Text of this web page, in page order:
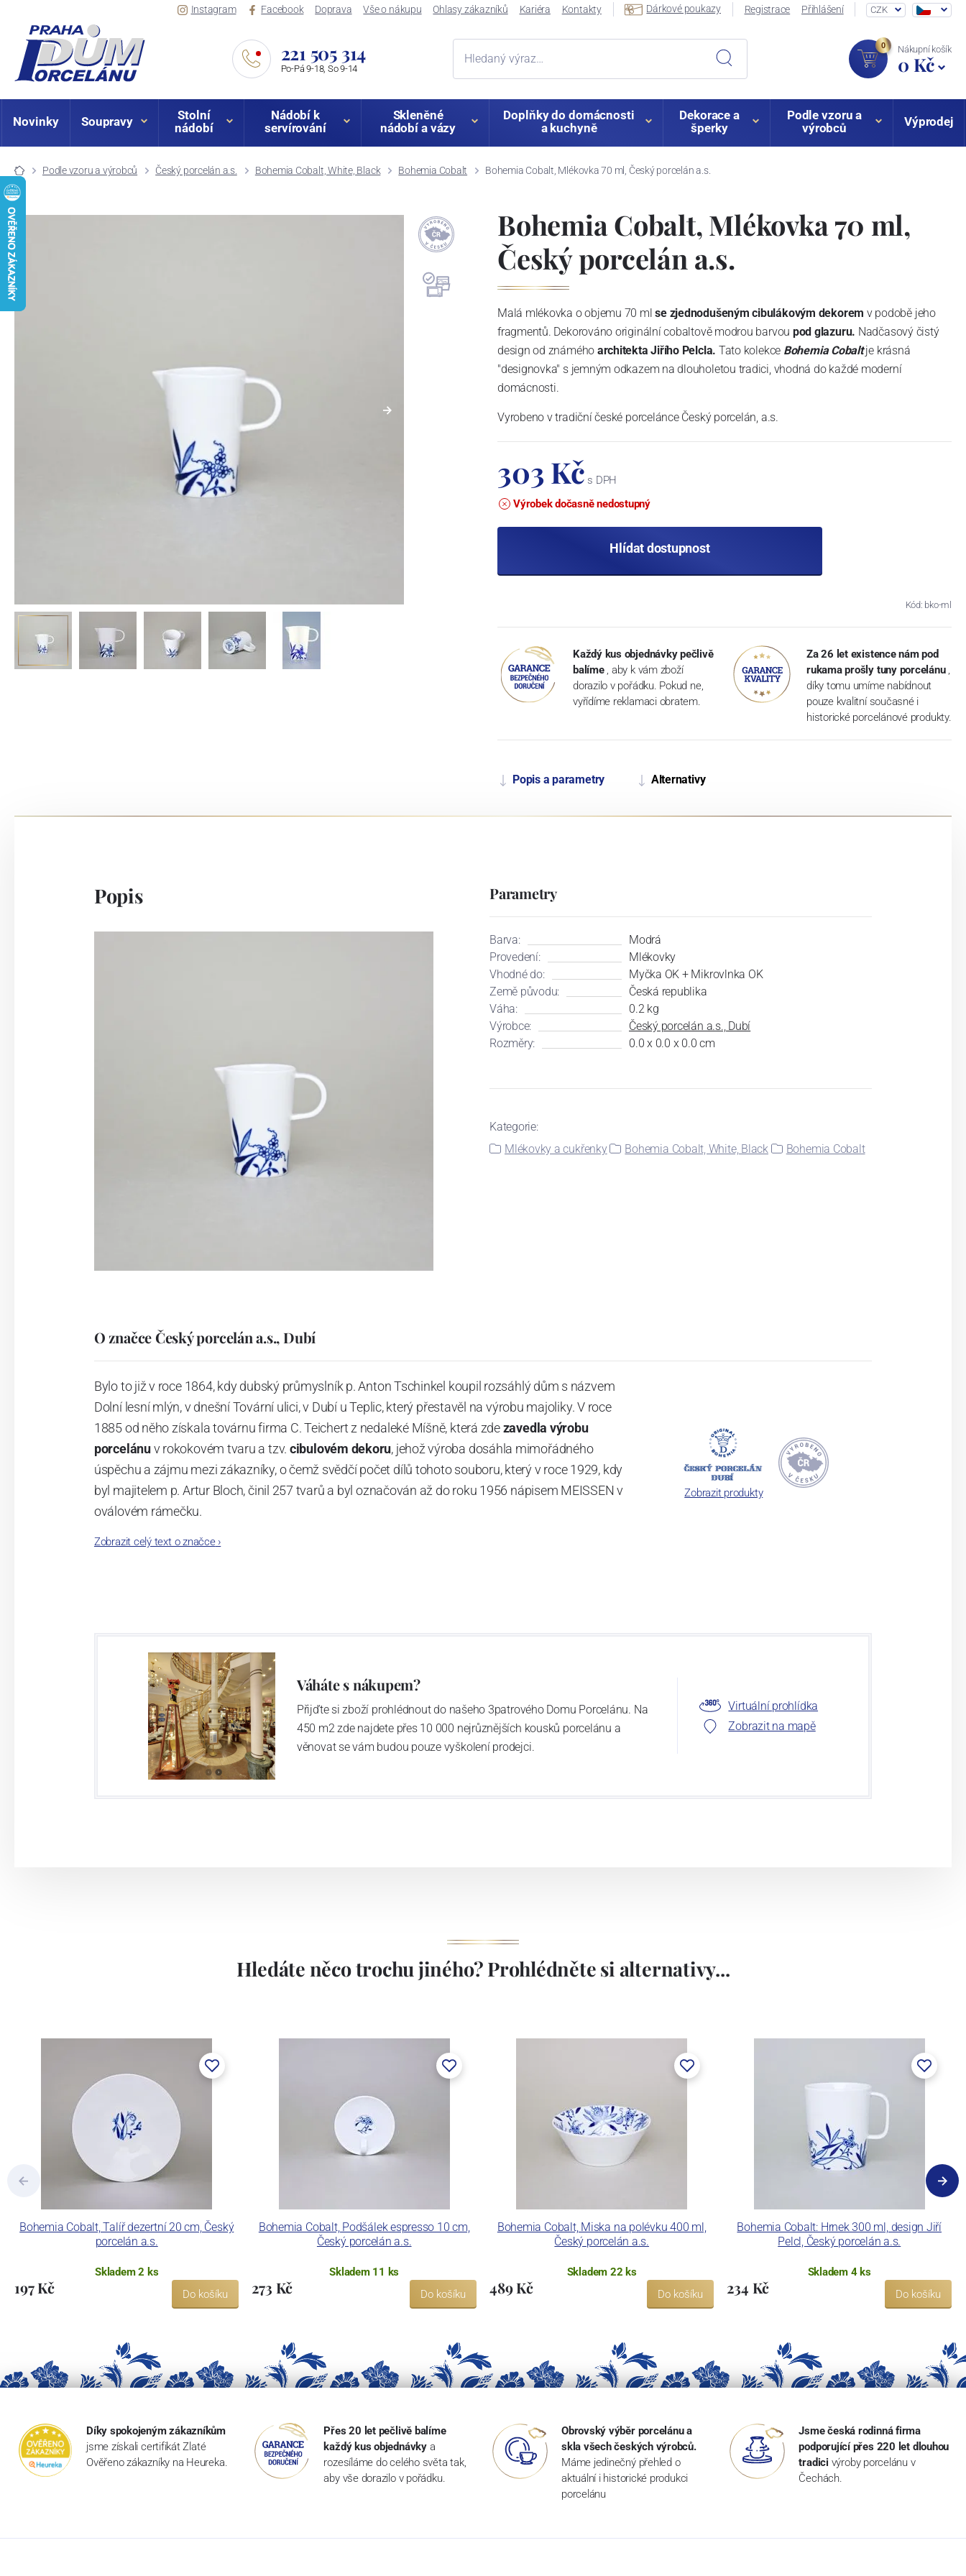
Instagram Facebook Doprava Vše o nákupu Ohlasy zákazníků Kariéra Kontakty Dárkové poukazy Registrace Přihlášení CZK
221 505 314
Po-Pá 9-18, So 9-14
0 Nákupní košík
0 Kč
Novinky Soupravy
Stolní
nádobí
Nádobí k
servírování
Skleněné
nádobí a vázy
Doplňky do domácnosti
a kuchyně
Dekorace a
šperky
Podle vzoru a
výrobců
Výprodej
Podle vzoru a výrobců Český porcelán a.s. Bohemia Cobalt, White, Black Bohemia Cobalt Bohemia Cobalt, Mlékovka 70 ml, Český porcelán a.s.
Bohemia Cobalt, Mlékovka 70 ml,
Český porcelán a.s.
Malá mlékovka o objemu 70 mlse zjednodušeným cibulákovým dekorem v podobě jeho
fragmentů. Dekorováno originální cobaltově modrou barvou pod glazuru. Nadčasový čistý
design od známého architekta Jiřího Pelcla. Tato kolekce Bohemia Cobaltje krásná
"designovka" s jemným odkazem na dlouholetou tradici, vhodná do každé moderní
domácnosti.
Vyrobeno v tradiční české porcelánce Český porcelán, a.s.
303 Kč s DPH
Výrobek dočasně nedostupný
Hlídat dostupnost
Kód: bko-ml
Každý kus objednávky pečlivě
balíme , aby k vám zboží
dorazilo v pořádku. Pokud ne,
vyřídíme reklamaci obratem.
Za 26 let existence nám pod
rukama prošly tuny porcelánu ,
díky tomu umíme nabídnout
pouze kvalitní současné i
historické porcelánové produkty.
Popis a parametry Alternativy
Popis Parametry
Barva:
Modrá
Provedení:
Mlékovky
Vhodné do:
Myčka OK + Mikrovlnka OK
Země původu:
Česká republika
Váha:
0.2 kg
Výrobce:
Český porcelán a.s., Dubí
Rozměry:
0.0 x 0.0 x 0.0 cm
Kategorie:
Mlékovky a cukřenky
Bohemia Cobalt, White, Black Bohemia Cobalt
O značce Český porcelán a.s., Dubí
Bylo to již v roce 1864, kdy dubský průmyslník p. Anton Tschinkel koupil rozsáhlý dům s názvem
Dolní lesní mlýn, v dnešní Tovární ulici, v Dubí u Teplic, který přestavěl na výrobu majoliky. V roce
1885 od něho získala továrnu firma C. Teichert z nedaleké Míšně, která zdezavedla výrobu
porcelánuv rokokovém tvaru a tzv. cibulovém dekoru, jehož výroba dosáhla mimořádného
úspěchu a zájmu mezi zákazníky, o čemž svědčí počet dílů tohoto souboru, který v roce 1929, kdy
byl majitelem p. Artur Bloch, činil 257 tvarů a byl označován až do roku 1956 nápisem MEISSEN v
oválovém rámečku.
Dnes, kdy čtete tento úvod, nese firma název
Zobrazit celý text o značce›
Zobrazit produkty
Váháte s nákupem?
Přijďte si zboží prohlédnout do našeho 3patrového Domu Porcelánu. Na
450 m2 zde najdete přes 10 000 nejrůznějších kousků porcelánu a
věnovat se vám budou pouze vyškolení prodejci.
Virtuální prohlídka
Zobrazit na mapě
Hledáte něco trochu jiného? Prohlédněte si alternativy...
Bohemia Cobalt, Talíř dezertní 20 cm, Český
porcelán a.s.
Skladem 2 ks
197 Kč Do košíku
Bohemia Cobalt, Podšálek espresso 10 cm,
Český porcelán a.s.
Skladem 11 ks
273 Kč Do košíku
Bohemia Cobalt, Miska na polévku 400 ml,
Český porcelán a.s.
Skladem 22 ks
489 Kč Do košíku
Bohemia Cobalt: Hrnek 300 ml, design Jiří
Pelcl, Český porcelán a.s.
Skladem 4 ks
234 Kč Do košíku
Díky spokojeným zákazníkům
jsme získali certifikát Zlaté
Ověřeno zákazníky na Heureka.
Přes 20 let pečlivě balíme
každý kus objednávky a
rozesíláme do celého světa tak,
aby vše dorazilo v pořádku.
Obrovský výběr porcelánu a
skla všech českých výrobců.
Máme jedinečný přehled o
aktuální i historické produkci
porcelánu
Jsme česká rodinná firma
podporující přes 220 let dlouhou
tradici výroby porcelánu v
Čechách.